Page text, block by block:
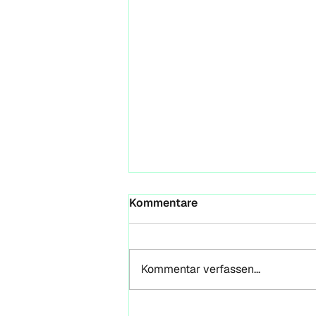
Wenn ein Paper seinen
Orientierungsrahmen für Futures
Literacy und Entrepreneurial Life
Kommentare
Kommentar verfassen...